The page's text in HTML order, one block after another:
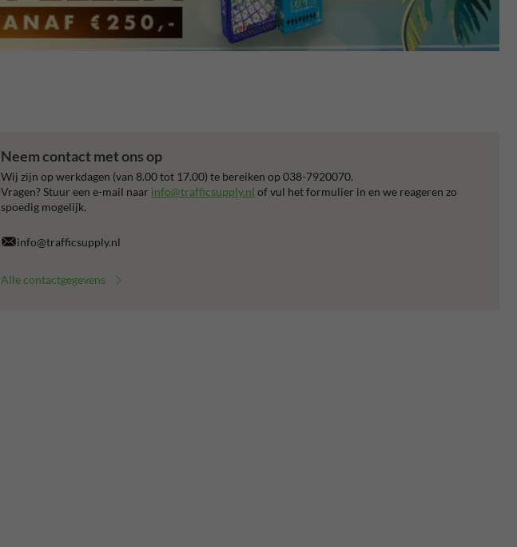
Neem contact met ons op
Wij zijn op werkdagen (van 8.00 tot 17.00) te bereiken op 038-7920070.
Vragen? Stuur een e-mail naar info@trafficsupply.nl of vul het formulier in en we reageren zo
spoedig mogelijk.
info@trafficsupply.nl
Alle contactgegevens